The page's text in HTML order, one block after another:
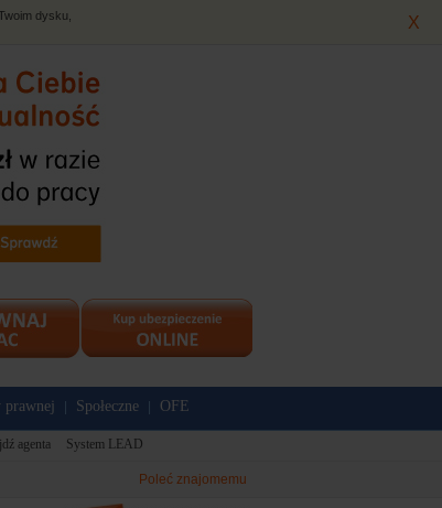
X
dysku,
prawnej Społeczne OFE
agenta System LEAD
Poleć znajomemu